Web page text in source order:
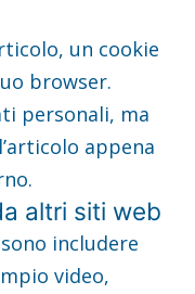
un cookie
browser.
personali, ma
appena
altri siti web
includere
video,